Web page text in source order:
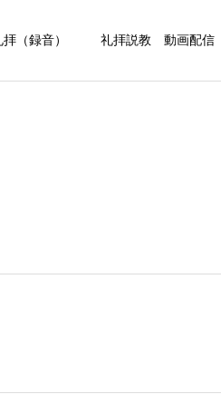
（録音） 礼拝説教 動画配信